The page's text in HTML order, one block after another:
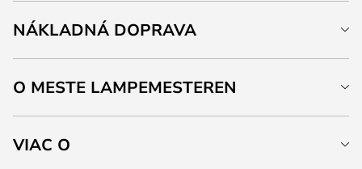
NÁKLADNÁ DOPRAVA
O MESTE LAMPEMESTEREN
VIAC O